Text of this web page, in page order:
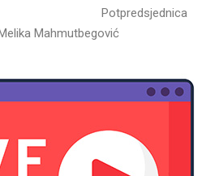
Mahmutbegović